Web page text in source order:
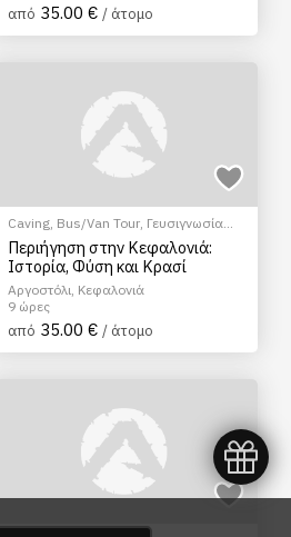
από 35.00 € / άτομο
Caving, Bus/Van Tour, Γευσιγνωσία
κρασιού
Θρησκευτικός Τουρισμός
Ξεναγήσεις/Αξιοθέατα
Περιήγηση στην Κεφαλονιά:
Ιστορία, Φύση και Κρασί
Αργοστόλι, Κεφαλονιά
9 ώρες
από 35.00 € / άτομο